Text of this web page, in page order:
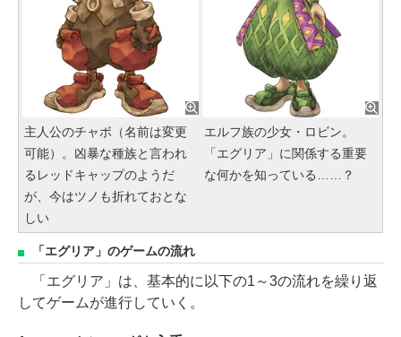
主人公のチャボ（名前は変更
可能）。凶暴な種族と言われ
るレッドキャップのようだ
が、今はツノも折れておとな
しい
エルフ族の少女・ロビン。
「エグリア」に関係する重要
な何かを知っている……？
「エグリア」のゲームの流れ
「エグリア」は、基本的に以下の1～3の流れを繰り返
してゲームが進行していく。